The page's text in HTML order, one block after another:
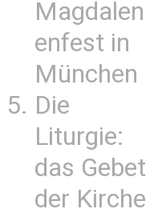
Magdalen
enfest in
München
Die
Liturgie:
das Gebet
der Kirche